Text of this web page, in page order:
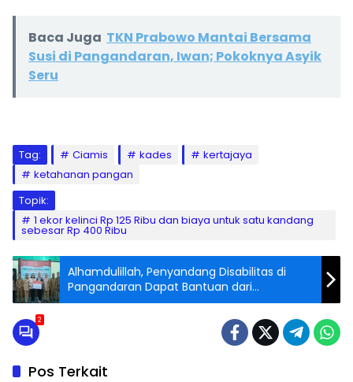
Baca Juga TKN Prabowo Mantai Bersama
Susi di Pangandaran, Iwan; Pokoknya Asyik
Seru
Tag: Ciamis kades
kertajaya
ketahanan pangan
Topik:
1 ekor kelinci Rp 125 Ribu dan biaya untuk satu kandang
sebesar Rp 400 Ribu
Alhamdulillah, Penyandang Disabilitas di
Pangandaran Dapat Bantuan dari
Kementerian
2
Pos Terkait